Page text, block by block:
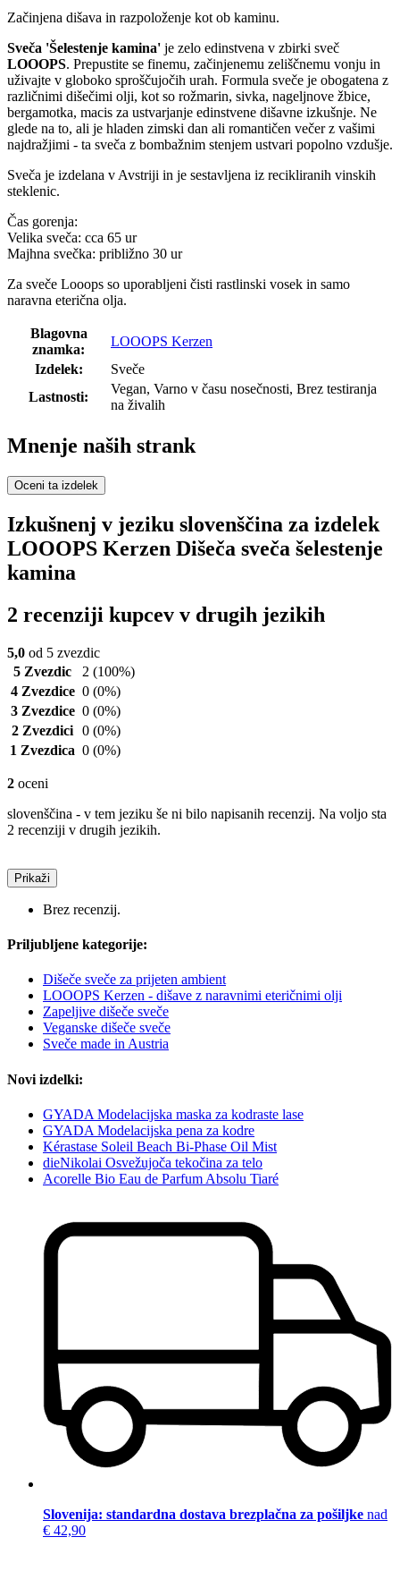
Začinjena dišava in razpoloženje kot ob kaminu.
Sveča 'Šelestenje kamina' je zelo edinstvena v zbirki sveč
LOOOPS. Prepustite se finemu, začinjenemu zeliščnemu vonju in
uživajte v globoko sproščujočih urah. Formula sveče je obogatena z
različnimi dišečimi olji, kot so rožmarin, sivka, nageljnove žbice,
bergamotka, macis za ustvarjanje edinstvene dišavne izkušnje. Ne
glede na to, ali je hladen zimski dan ali romantičen večer z vašimi
najdražjimi - ta sveča z bombažnim stenjem ustvari popolno vzdušje.
Sveča je izdelana v Avstriji in je sestavljena iz recikliranih vinskih
steklenic.
Čas gorenja:
Velika sveča: cca 65 ur
Majhna svečka: približno 30 ur
Za sveče Looops so uporabljeni čisti rastlinski vosek in samo
naravna eterična olja.
Blagovna
znamka:
LOOOPS Kerzen
Izdelek:
Sveče
Lastnosti:
Vegan, Varno v času nosečnosti, Brez testiranja
na živalih
Mnenje naših strank
Oceni ta izdelek
Izkušnenj v jeziku slovenščina za izdelek
LOOOPS Kerzen Dišeča sveča šelestenje
kamina
2 recenziji kupcev v drugih jezikih
5,0 od 5 zvezdic
5 Zvezdic
2 (100%)
4 Zvezdice 0 (0%)
3 Zvezdice 0 (0%)
2 Zvezdici 0 (0%)
1 Zvezdica 0 (0%)
2 oceni
slovenščina - v tem jeziku še ni bilo napisanih recenzij. Na voljo sta
2 recenziji v drugih jezikih.
Prikaži
Brez recenzij.
Priljubljene kategorije:
Dišeče sveče za prijeten ambient
LOOOPS Kerzen - dišave z naravnimi eteričnimi olji
Zapeljive dišeče sveče
Veganske dišeče sveče
Sveče made in Austria
Novi izdelki:
GYADA Modelacijska maska za kodraste lase
GYADA Modelacijska pena za kodre
Kérastase Soleil Beach Bi-Phase Oil Mist
dieNikolai Osvežujoča tekočina za telo
Acorelle Bio Eau de Parfum Absolu Tiaré
Slovenija: standardna dostava brezplačna za pošiljke nad
€ 42,90